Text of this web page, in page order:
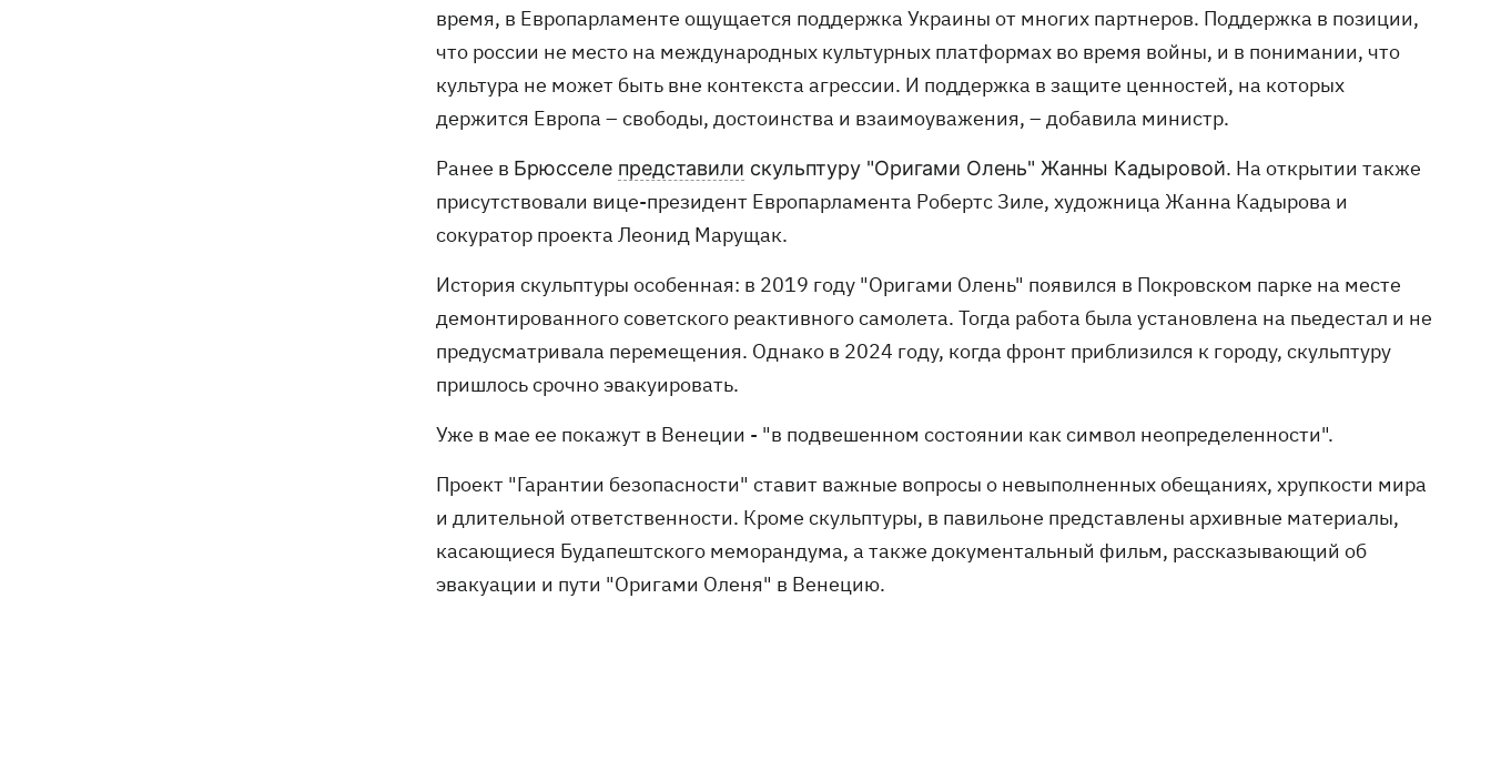
время, в Европарламенте ощущается поддержка Украины от многих партнеров. Поддержка в позиции,
что россии не место на международных культурных платформах во время войны, и в понимании, что
культура не может быть вне контекста агрессии. И поддержка в защите ценностей, на которых
держится Европа – свободы, достоинства и взаимоуважения, – добавила министр.
Ранее в Брюсселе представили скульптуру "Оригами Олень" Жанны Кадыровой. На открытии также
присутствовали вице-президент Европарламента Робертс Зиле, художница Жанна Кадырова и
сокуратор проекта Леонид Марущак.
История скульптуры особенная: в 2019 году "Оригами Олень" появился в Покровском парке на месте
демонтированного советского реактивного самолета. Тогда работа была установлена ​​на пьедестал и не
предусматривала перемещения. Однако в 2024 году, когда фронт приблизился к городу, скульптуру
пришлось срочно эвакуировать.
Уже в мае ее покажут в Венеции - "в подвешенном состоянии как символ неопределенности".
Проект "Гарантии безопасности" ставит важные вопросы о невыполненных обещаниях, хрупкости мира
и длительной ответственности. Кроме скульптуры, в павильоне представлены архивные материалы,
касающиеся Будапештского меморандума, а также документальный фильм, рассказывающий об
эвакуации и пути "Оригами Оленя" в Венецию.